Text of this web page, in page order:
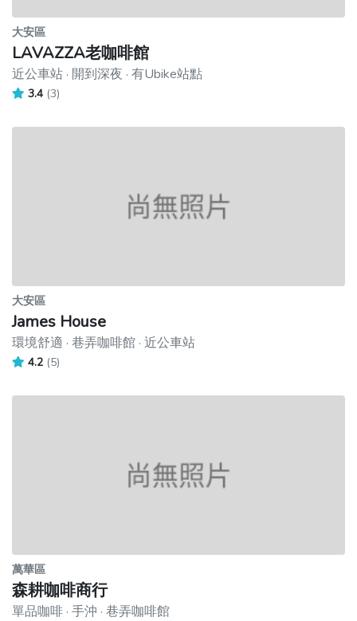
大安區
LAVAZZA老咖啡館
近公車站 · 開到深夜 · 有Ubike站點
3.4 (3)
大安區
James House
環境舒適 · 巷弄咖啡館 · 近公車站
4.2 (5)
萬華區
森耕咖啡商行
單品咖啡 · 手沖 · 巷弄咖啡館